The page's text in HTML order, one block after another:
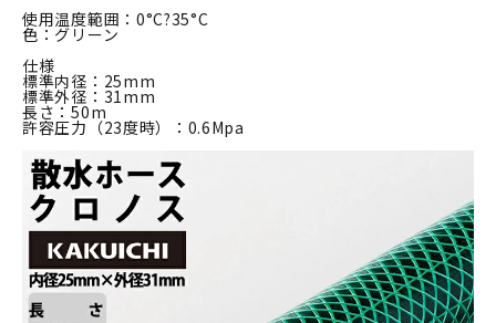
使用温度範囲：0°C?35°C
色：グリーン
仕様
標準内径：25mm
標準外径：31mm
長さ：50m
許容圧力（23度時）：0.6Mpa